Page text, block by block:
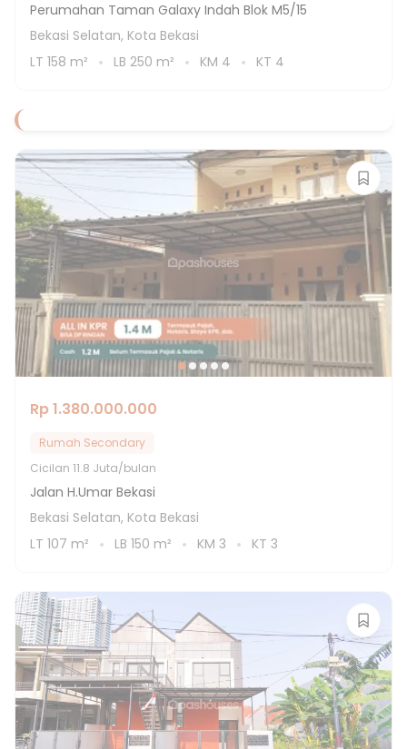
Perumahan Taman Galaxy Indah Blok M5/15
Bekasi Selatan, Kota Bekasi
LT 158 m² LB 250 m² KM 4 KT 4
Rp 1.380.000.000
Rumah Secondary
Cicilan 11.8 Juta/bulan
Jalan H.Umar Bekasi
Bekasi Selatan, Kota Bekasi
LT 107 m² LB 150 m² KM 3 KT 3